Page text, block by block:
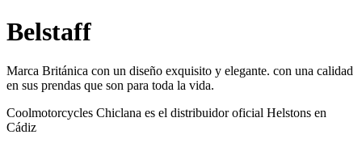
Belstaff
Marca Británica con un diseño exquisito y elegante. con una calidad
en sus prendas que son para toda la vida.
Coolmotorcycles Chiclana es el distribuidor oficial Helstons en
Cádiz